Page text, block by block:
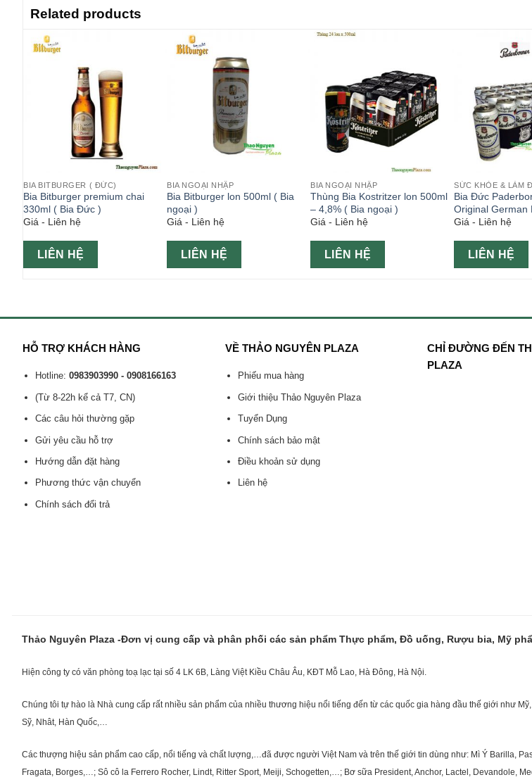
Related products
BIA BITBURGER ( ĐỨC)
Bia Bitburger premium chai
330ml ( Bia Đức )
Giá - Liên hệ
LIÊN HỆ
BIA NGOẠI NHẬP
Bia Bitburger lon 500ml ( Bia
ngoại )
Giá - Liên hệ
LIÊN HỆ
BIA NGOẠI NHẬP
Thùng Bia Kostritzer lon 500ml
– 4,8% ( Bia ngoại )
Giá - Liên hệ
LIÊN HỆ
SỨC KHỎE & LÀM
Bia Đức
Original German
24 lon 500ml
Giá - Liên hệ
LIÊN HỆ
HỖ TRỢ KHÁCH HÀNG
Hotline: 0983903990 - 0908166163
(Từ 8-22h kể cả T7, CN)
Các câu hỏi thường gặp
Gửi yêu cầu hỗ trợ
Hướng dẫn đặt hàng
Phương thức vận chuyển
Chính sách đổi trả
VỀ THẢO NGUYÊN PLAZA
Phiếu mua hàng
Giới thiệu Thảo Nguyên Plaza
Tuyển Dụng
Chính sách bảo mật
Điều khoản sử dụng
Liên hệ
CHỈ ĐƯỜNG ĐẾN
PLAZA
Thảo Nguyên Plaza -Đơn vị cung cấp và phân phối các sản phẩm Thực phẩm, Đồ uống, Rượu bia, Mỹ
Hiện công ty có văn phòng toạ lạc tại số 4 LK 6B, Làng Việt Kiều Châu Âu, KĐT Mỗ Lao, Hà Đông, Hà Nội.
Chúng tôi tự hào là Nhà cung cấp rất nhiều sản phẩm của nhiều thương hiệu nổi tiếng đến từ các quốc gia hàng đầu thế giới như
Sỹ, Nhât, Hàn Quốc,…
Các thượng hiệu sản phẩm cao cấp, nổi tiếng và chất lượng,…đã được người Việt Nam và trên thế giới tin dùng như: Mì Ý Barilla,
Fragata, Borges,…; Sô cô la Ferrero Rocher, Lindt, Ritter Sport, Meiji, Schogetten,…; Bơ sữa President, Anchor, Lactel, Devandole,